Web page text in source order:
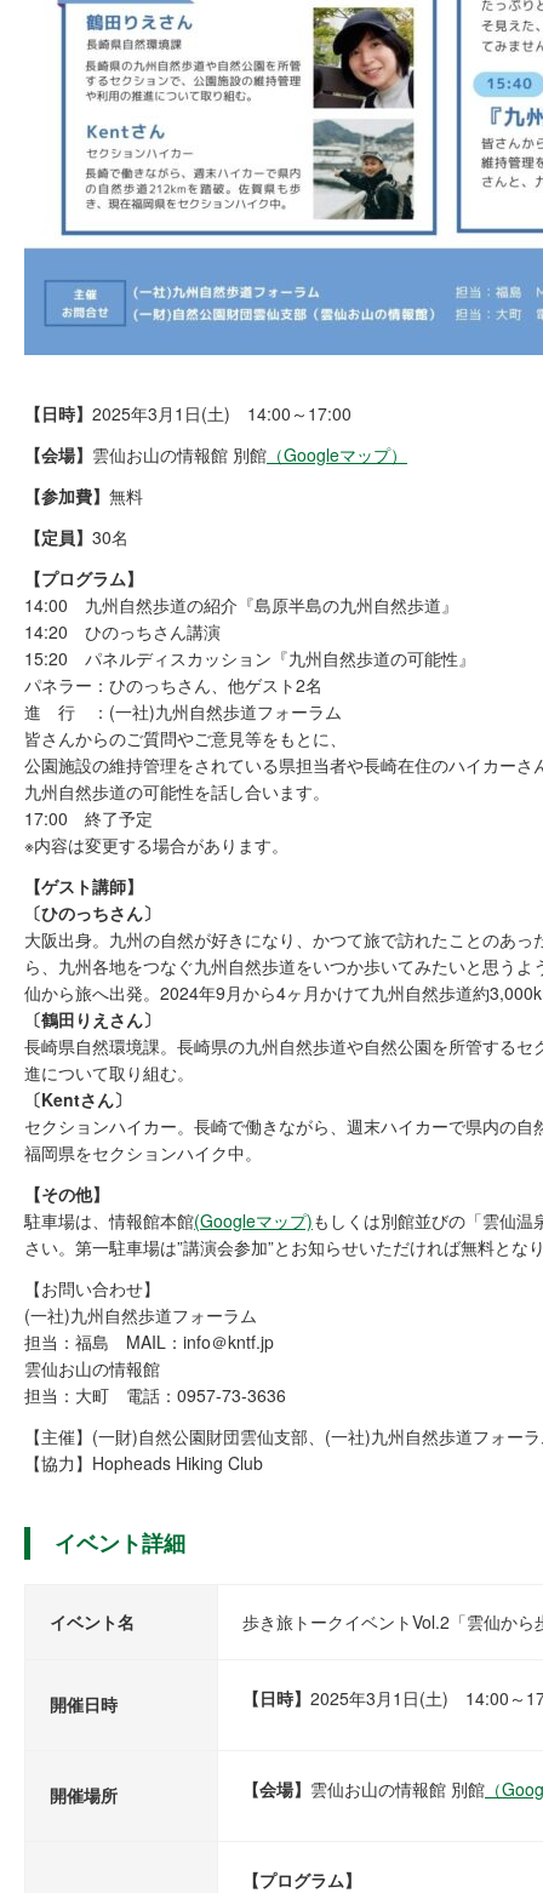
【日時】 2025年3月1日(土) 14:00～17:00
【会場】 雲仙お山の情報館 別館 （Googleマップ）
【参加費】 無料
【定員】 30名
【プログラム】
14:00 九州自然歩道の紹介『島原半島の九州自然歩道』
14:20 ひのっちさん講演
15:20 パネルディスカッション『九州自然歩道の可能性』
パネラー：ひのっちさん、他ゲスト2名
進 行 ：(一社)九州自然歩道フォーラム
皆さんからのご質問やご意見等をもとに、
公園施設の維持管理をされている県担当者や長崎在住のハイカーさ
九州自然歩道の可能性を話し合います。
17:00 終了予定
※内容は変更する場合があります。
【ゲスト講師】
〔ひのっちさん〕
大阪出身。九州の自然が好きになり、かつて旅で訪れたことのあ
ら、九州各地をつなぐ九州自然歩道をいつか歩いてみたいと思う
仙から旅へ出発。2024年9月から4ヶ月かけて九州自然歩道約
〔鶴田りえさん〕
長崎県自然環境課。長崎県の九州自然歩道や自然公園を所管する
進について取り組む。
〔Kentさん〕
セクションハイカー。長崎で働きながら、週末ハイカーで県内の
福岡県をセクションハイク中。
【その他】
駐車場は、情報館本館(Googleマップ)もしくは別館並びの「雲仙温
さい。第一駐車場は”講演会参加”とお知らせいただければ無料とな
【お問い合わせ】
(一社)九州自然歩道フォーラム
担当：福島 MAIL：info＠kntf.jp
雲仙お山の情報館
担当：大町 電話：0957-73-3636
【主催】(一財)自然公園財団雲仙支部、(一社)九州自然歩道フォー
【協力】Hopheads Hiking Club
イベント詳細
イベント名 歩き旅トークイベントVol.2「雲仙か
開催日時 【日時】 2025年3月1日(土) 14:00～
開催場所 【会場】 雲仙お山の情報館 別館 （
【プログラム】